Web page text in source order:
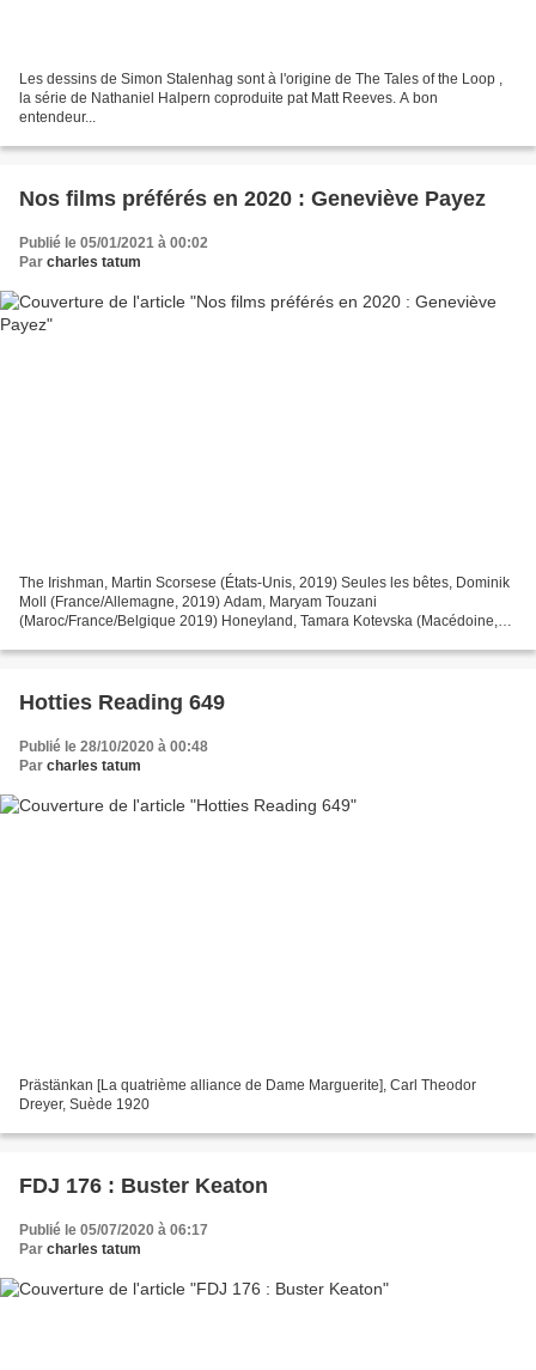
Les dessins de Simon Stalenhag sont à l'origine de The Tales of the Loop ,
la série de Nathaniel Halpern coproduite pat Matt Reeves. A bon
entendeur...
Nos films préférés en 2020 : Geneviève Payez
Publié le 05/01/2021 à 00:02
Par charles tatum
The Irishman, Martin Scorsese (États-Unis, 2019) Seules les bêtes, Dominik
Moll (France/Allemagne, 2019) Adam, Maryam Touzani
(Maroc/France/Belgique 2019) Honeyland, Tamara Kotevska (Macédoine,
Hotties Reading 649
Publié le 28/10/2020 à 00:48
Par charles tatum
Prästänkan [La quatrième alliance de Dame Marguerite], Carl Theodor
Dreyer, Suède 1920
FDJ 176 : Buster Keaton
Publié le 05/07/2020 à 06:17
Par charles tatum